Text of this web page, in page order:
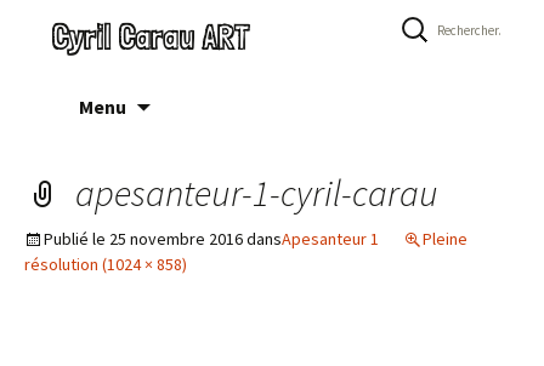
Cyril Carau ART Rechercher :
Menu
apesanteur-1-cyril-carau
Publié le 25 novembre 2016dansApesanteur 1
Pleine
résolution (1024 × 858)